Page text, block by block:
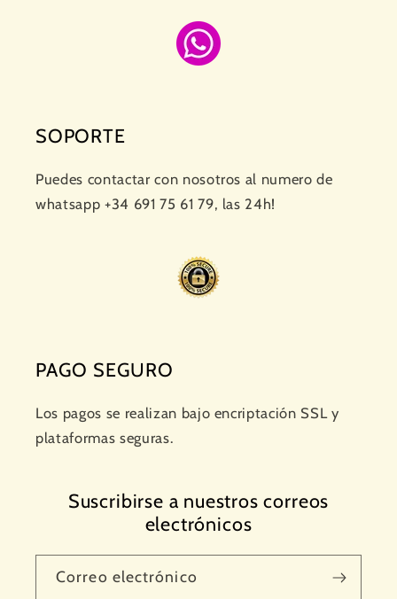
SOPORTE
Puedes contactar con nosotros al numero de
whatsapp +34 691 75 61 79, las 24h!
PAGO SEGURO
Los pagos se realizan bajo encriptación SSL y
plataformas seguras.
Suscribirse a nuestros correos
electrónicos
Correo electrónico